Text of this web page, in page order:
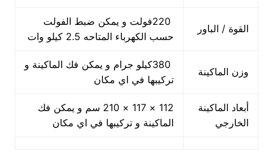
القوة / الباور
220فولت و يمكن ضبط الفولت
حسب الكهرباء المتاحه 2.5 كيلو وات
وزن الماكينة
380كيلو جرام و يمكن فك الماكينة و
تركيبها في اي مكان
أبعاد الماكينة
الخارجي
112 × 117 × 210 سم و يمكن فك
الماكينة و تركيبها في اي مكان